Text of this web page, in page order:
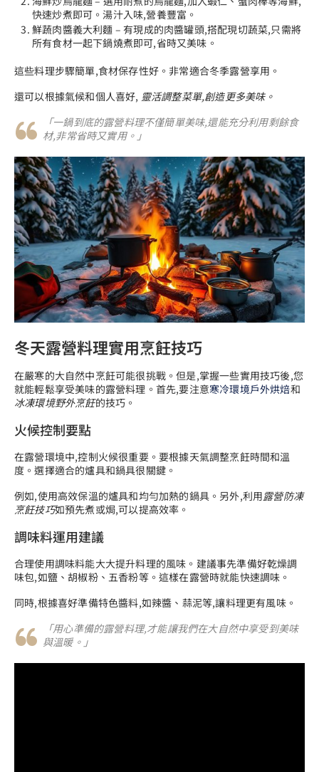
快速炒煮即可。湯汁入味,營養豐富。
鮮蔬肉醬義大利麵 – 有現成的肉醬罐頭,搭配現切蔬菜,只需將
所有食材一起下鍋燒煮即可,省時又美味。
這些料理步驟簡單,食材保存性好。非常適合冬季露營享用。
還可以根據氣候和個人喜好, 靈活調整菜單,創造更多美味。
「一鍋到底的露營料理不僅簡單美味,還能充分利用剩餘食
材,非常省時又實用。」
冬天露營料理實用烹飪技巧
在嚴寒的大自然中烹飪可能很挑戰。但是,掌握一些實用技巧後,您
就能輕鬆享受美味的露營料理。首先,要注意寒冷環境戶外烘焙和
冰凍環境野外烹飪的技巧。
火候控制要點
在露營環境中,控制火候很重要。要根據天氣調整烹飪時間和溫
度。選擇適合的爐具和鍋具很關鍵。
例如,使用高效保溫的爐具和均勻加熱的鍋具。另外,利用露營防凍
烹飪技巧如預先煮或焗,可以提高效率。
調味料運用建議
合理使用調味料能大大提升料理的風味。建議事先準備好乾燥調
味包,如鹽、胡椒粉、五香粉等。這樣在露營時就能快速調味。
同時,根據喜好準備特色醬料,如辣醬、蒜泥等,讓料理更有風味。
「用心準備的露營料理,才能讓我們在大自然中享受到美味
與溫暖。」